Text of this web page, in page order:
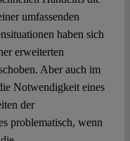
umfassenden
haben sich
erweiterten
Aber auch im
Notwendigkeit eines
der
problematisch, wenn